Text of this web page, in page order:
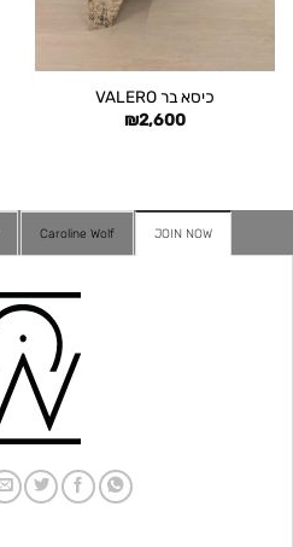
כיסא בר VALERO
₪2,600
JOIN NOW
Caroline Wolf